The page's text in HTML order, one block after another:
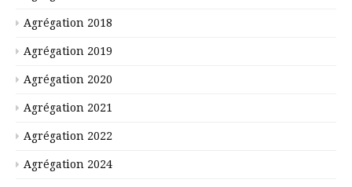
Agrégation 2018
Agrégation 2019
Agrégation 2020
Agrégation 2021
Agrégation 2022
Agrégation 2024